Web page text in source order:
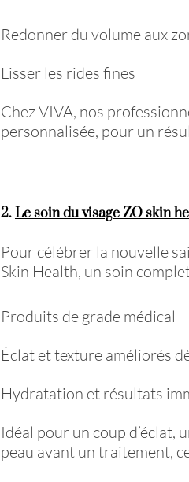
Redonner du volume aux
Lisser les rides fines
Chez VIVA, nos
personnalisée, pour un
2.Le soin du visage ZO skin
Pour célébrer la nouvelle
Skin Health, un soin
Produits de grade médical
Éclat et texture améliorés
Hydratation et résultats
Idéal pour un coup d’éclat,
peau avant un traitement,